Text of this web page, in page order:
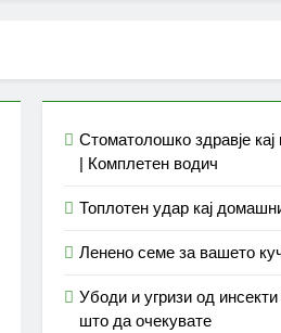
Стоматолошко здравје
| Комплетен водич
Топлотен удар кај
Ленено семе за вашето
Убоди и угризи од инсекти
што да очекувате